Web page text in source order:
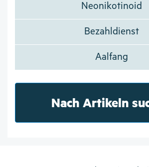
Neonikotinoid
Bezahldienst
Aalfang
Nach Artikeln